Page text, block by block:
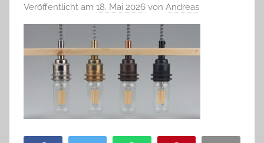
Veröffentlicht am 18. Mai 2026 von Andreas